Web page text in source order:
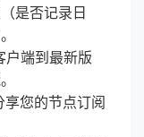
是否记录日
户端到最新版
您的节点订阅